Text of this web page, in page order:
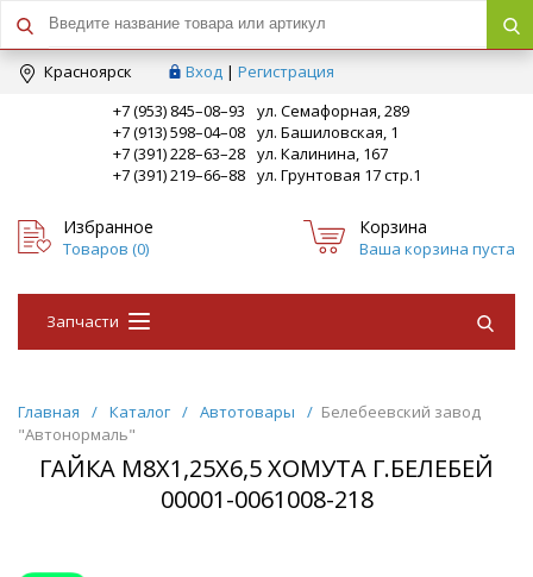
Краcноярск Вход | Регистрация
+7 (953) 845–08–93
ул. Семафорная, 289
+7 (913) 598–04–08 ул. Башиловская, 1
+7 (391) 228–63–28 ул. Калинина, 167
+7 (391) 219–66–88 ул. Грунтовая 17 стр.1
Избранное
Товаров (0)
Корзина
Ваша корзина пуста
Запчасти
Главная / Каталог / Автотовары / Белебеевский завод
"Автонормаль"
ГАЙКА М8Х1,25Х6,5 ХОМУТА Г.БЕЛЕБЕЙ
00001-0061008-218